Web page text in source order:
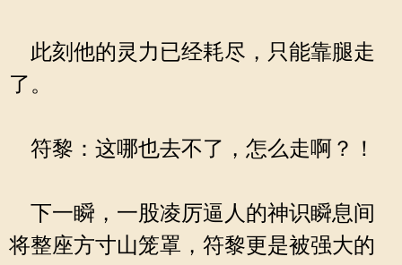
此刻他的灵力已经耗尽，只能靠腿走
了。
符黎：这哪也去不了，怎么走啊？！
下一瞬，一股凌厉逼人的神识瞬息间
将整座方寸山笼罩，符黎更是被强大的